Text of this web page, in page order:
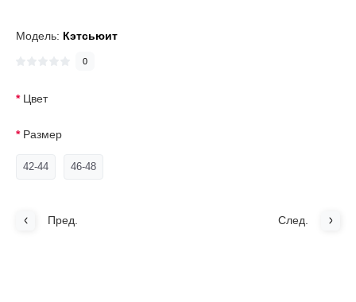
Модель: Кэтсьюит
0
Цвет
Размер
42-44 46-48
Пред. След.